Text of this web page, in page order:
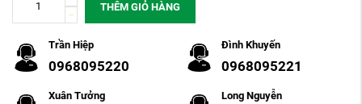
THÊM GIỎ HÀNG
Trần Hiệp
0968095220
Đình Khuyến
0968095221
Xuân Tưởng Long Nguyễn